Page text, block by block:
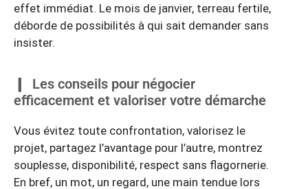
effet immédiat. Le mois de janvier, terreau fertile,
déborde de possibilités à qui sait demander sans
insister.
Les conseils pour négocier
efficacement et valoriser votre démarche
Vous évitez toute confrontation, valorisez le
projet, partagez l’avantage pour l’autre, montrez
souplesse, disponibilité, respect sans flagornerie.
En bref, un mot, un regard, une main tendue lors